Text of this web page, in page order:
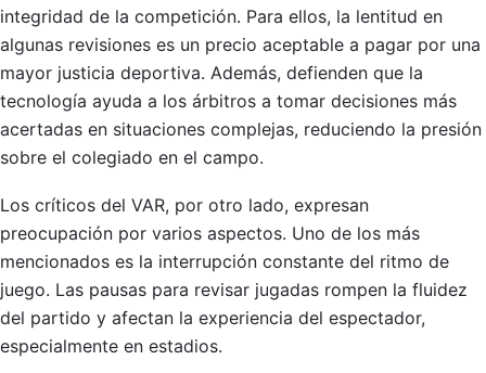
integridad de la competición. Para ellos, la lentitud en
algunas revisiones es un precio aceptable a pagar por una
mayor justicia deportiva. Además, defienden que la
tecnología ayuda a los árbitros a tomar decisiones más
acertadas en situaciones complejas, reduciendo la presión
sobre el colegiado en el campo.
Los críticos del VAR, por otro lado, expresan
preocupación por varios aspectos. Uno de los más
mencionados es la interrupción constante del ritmo de
juego. Las pausas para revisar jugadas rompen la fluidez
del partido y afectan la experiencia del espectador,
especialmente en estadios.